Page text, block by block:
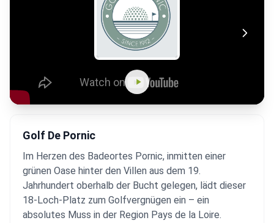
Golf De Pornic
Im Herzen des Badeortes Pornic, inmitten einer
grünen Oase hinter den Villen aus dem 19.
Jahrhundert oberhalb der Bucht gelegen, lädt dieser
18-Loch-Platz zum Golfvergnügen ein – ein
absolutes Muss in der Region Pays de la Loire.